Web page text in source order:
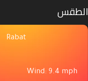
الطقس
Rabat
Wind: 9.4 mph